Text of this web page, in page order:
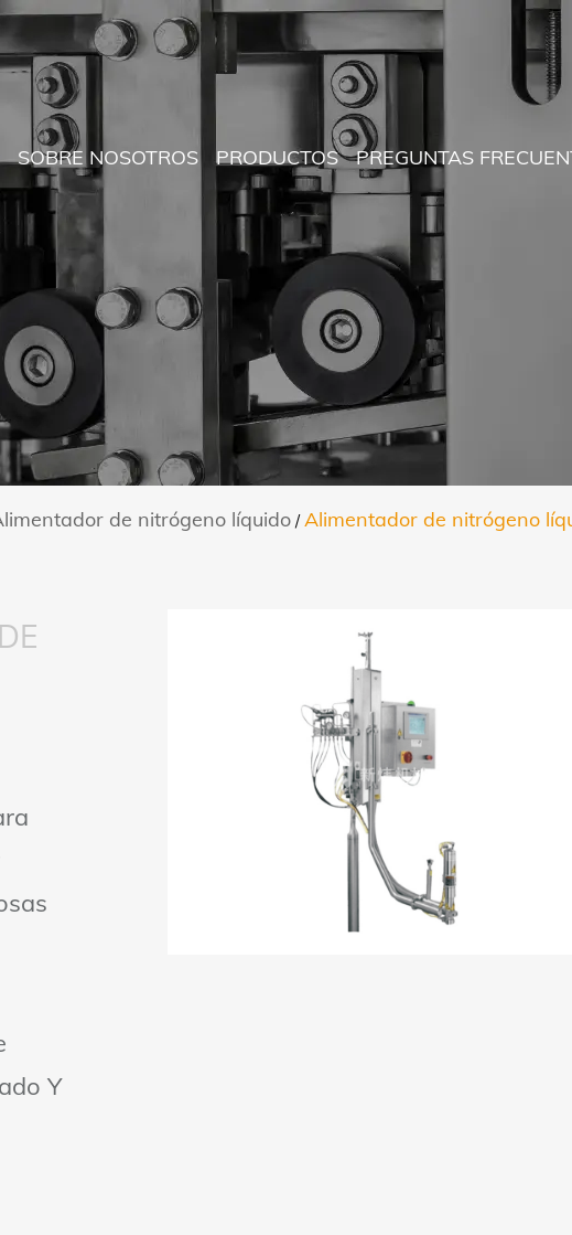
SOBRE NOSOTROS PRODUCTOS PREGUNTAS
de nitrógeno líquido/Alimentador de nitrógeno
Y